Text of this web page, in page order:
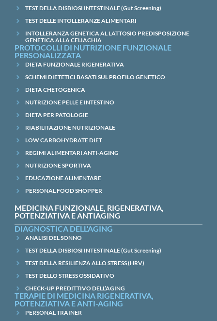
TEST DELLA DISBIOSI INTESTINALE (Gut Screening)
TEST DELLE INTOLLERANZE ALIMENTARI
INTOLLERANZA GENETICA AL LATTOSIO PREDISPOSIZIONE
GENETICA ALLA CELIACHIA
PROTOCOLLI DI NUTRIZIONE FUNZIONALE
PERSONALIZZATA
DIETA FUNZIONALE RIGENERATIVA
SCHEMI DIETETICI BASATI SUL PROFILO GENETICO
DIETA CHETOGENICA
NUTRIZIONE PELLE E INTESTINO
DIETA PER PATOLOGIE
RIABILITAZIONE NUTRIZIONALE
LOW CARBOHYDRATE DIET
REGIMI ALIMENTARI ANTI-AGING
NUTRIZIONE SPORTIVA
EDUCAZIONE ALIMENTARE
PERSONAL FOOD SHOPPER
MEDICINA FUNZIONALE, RIGENERATIVA,
POTENZIATIVA E ANTIAGING
DIAGNOSTICA DELL'AGING
ANALISI DEL SONNO
TEST DELLA DISBIOSI INTESTINALE (Gut Screening)
TEST DELLA RESILIENZA ALLO STRESS (HRV)
TEST DELLO STRESS OSSIDATIVO
CHECK-UP PREDITTIVO DELL’AGING
TERAPIE DI MEDICINA RIGENERATIVA,
POTENZIATIVA E ANTI-AGING
PERSONAL TRAINER